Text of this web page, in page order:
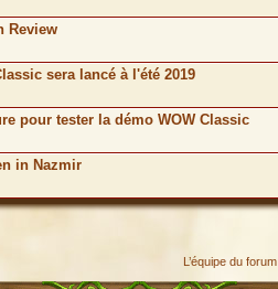
Review
sera lancé à l'été 2019
pour tester la démo WOW Classic
in Nazmir
L’équipe du forum